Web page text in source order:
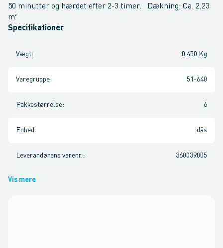
50 minutter og hærdet efter 2-3 timer. Dækning: Ca. 2,23
m²
Specifikationer
Vægt: 0,450 Kg
Varegruppe: 51-640
Pakkestørrelse: 6
Enhed : dås
Leverandørens varenr. : 360039005
Vis mere